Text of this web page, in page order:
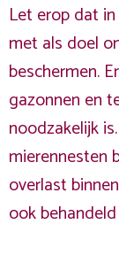
Let erop dat
met als doel
beschermen.
gazonnen en
noodzakelijk
mierennesten
overlast
ook